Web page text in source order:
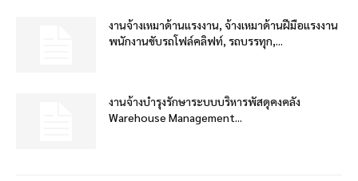
งานจ้างเหมาด้านแรงงาน, จ้างเหมาด้านฝีมือแรงงาน
พนักงานขับรถโฟล์คลิฟท์, รถบรรทุก,...
งานจ้างบำรุงรักษาระบบบริหารพัสดุคงคลัง
Warehouse Management...